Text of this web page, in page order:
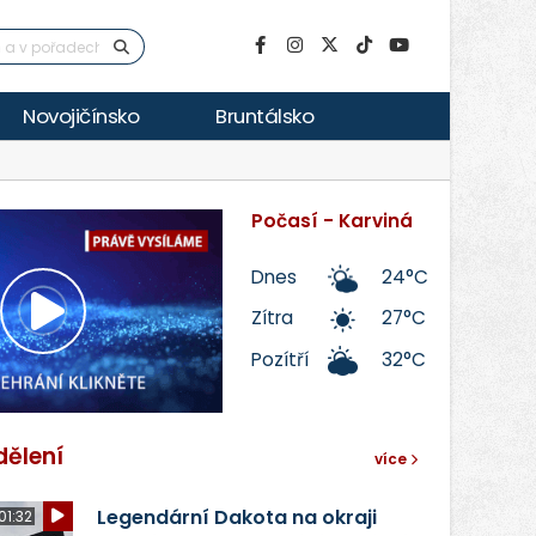
Novojičínsko Bruntálsko
Přehrát
video
Počasí - Karviná
Dnes
24°C
Zítra
27°C
Pozítří
32°C
více
Legendární Dakota na okraji